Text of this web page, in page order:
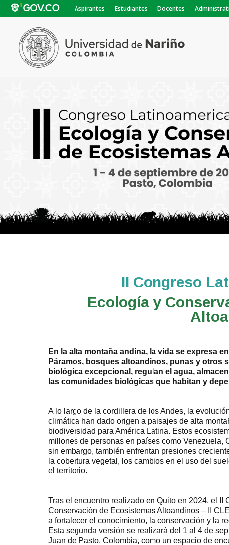
Aspirantes Estudiantes Docentes
II Congreso
Ecología y
En la alta montaña andina, la vida se expresa
Páramos, bosques altoandinos, punas y otros
biológica excepcional, regulan el agua,
las comunidades biológicas que habitan y
A lo largo de la cordillera de los Andes, la
climática han dado origen a paisajes de alta
biodiversidad para América Latina. Estos
millones de personas en países como Venezuela,
sin embargo, también enfrentan presiones
la cobertura vegetal, los cambios en el uso del
el territorio.
Tras el encuentro realizado en Quito en 2024, el
Conservación de Ecosistemas Altoandinos – II
a fortalecer el conocimiento, la conservación y la
Esta segunda versión se realizará del 1 al 4 de
Juan de Pasto, Colombia, como un espacio de